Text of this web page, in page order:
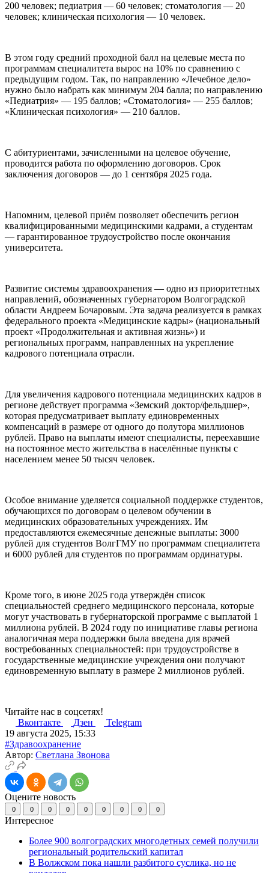
200 человек; педиатрия — 60 человек; стоматология — 20
человек; клиническая психология — 10 человек.
В этом году средний проходной балл на целевые места по
программам специалитета вырос на 10% по сравнению с
предыдущим годом. Так, по направлению «Лечебное дело»
нужно было набрать как минимум 204 балла; по направлению
«Педиатрия» — 195 баллов; «Стоматология» — 255 баллов;
«Клиническая психология» — 210 баллов.
С абитуриентами, зачисленными на целевое обучение,
проводится работа по оформлению договоров. Срок
заключения договоров — до 1 сентября 2025 года.
Напомним, целевой приём позволяет обеспечить регион
квалифицированными медицинскими кадрами, а студентам
— гарантированное трудоустройство после окончания
университета.
Развитие системы здравоохранения — одно из приоритетных
направлений, обозначенных губернатором Волгоградской
области Андреем Бочаровым. Эта задача реализуется в рамках
федерального проекта «Медицинские кадры» (национальный
проект «Продолжительная и активная жизнь») и
региональных программ, направленных на укрепление
кадрового потенциала отрасли.
Для увеличения кадрового потенциала медицинских кадров в
регионе действует программа «Земский доктор/фельдшер»,
которая предусматривает выплату единовременных
компенсаций в размере от одного до полутора миллионов
рублей. Право на выплаты имеют специалисты, переехавшие
на постоянное место жительства в населённые пункты с
населением менее 50 тысяч человек.
Особое внимание уделяется социальной поддержке студентов,
обучающихся по договорам о целевом обучении в
медицинских образовательных учреждениях. Им
предоставляются ежемесячные денежные выплаты: 3000
рублей для студентов ВолгГМУ по программам специалитета
и 6000 рублей для студентов по программам ординатуры.
Кроме того, в июне 2025 года утверждён список
специальностей среднего медицинского персонала, которые
могут участвовать в губернаторской программе с выплатой 1
миллиона рублей. В 2024 году по инициативе главы региона
аналогичная мера поддержки была введена для врачей
востребованных специальностей: при трудоустройстве в
государственные медицинские учреждения они получают
единовременную выплату в размере 2 миллионов рублей.
Читайте нас в соцсетях!
Вконтакте
Дзен
Telegram
19 августа 2025, 15:33
#Здравоохранение
Автор: Светлана Звонова
Оцените новость
0 0 0 0 0 0 0 0 0
Интересное
Более 900 волгоградских многодетных семей получили
региональный родительский капитал
В Волжском пока нашли разбитого суслика, но не